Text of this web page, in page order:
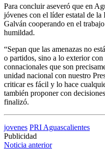
Para concluir aseveró que en
jóvenes con el líder estatal de
Galván cooperando en el
humildad.
“Sepan que las amenazas no
o partidos, sino a lo exterior
connacionales que son
unidad nacional con nuestro
criticar es fácil y lo hace
también proponer con
finalizó.
jovenes PRI Aguascalientes
Publicidad
Navegación
Noticia anterior